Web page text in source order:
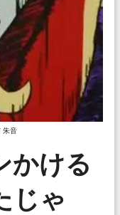
朱音
かける
じゃ